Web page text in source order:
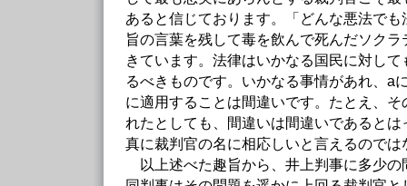
あると信じております。「どんな悪法で
旨の言葉を残して毒を飲んで死んだソク
きています。法律はいかなる国民に対し
るべきものです。いかなる事情があれ、a
に適用することは間違いです。たとえ、
れたとしても、間違いは間違いであると
真に裁判官の名に相応しいと言えるのでは
以上述べた趣旨から、井上判事に多少の